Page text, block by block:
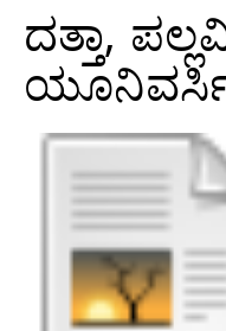
ದತ್ತಾ,